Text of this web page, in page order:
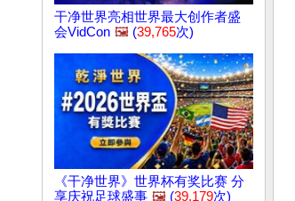
干净世界亮相世界最大创作者盛
会VidCon 🖼️ (39,765次)
《干净世界》世界杯有奖比赛 分
享庆祝足球盛事 🖼️ (39,179次)